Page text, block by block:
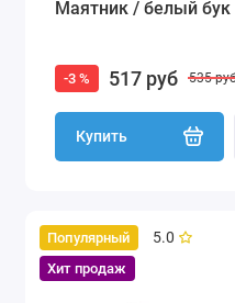
Маятник / белый бук
-3 % 517 руб 535
Купить
Популярный
Хит продаж
5.0